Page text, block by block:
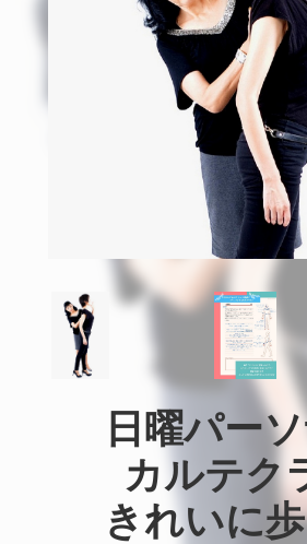
日曜パー
カルテク
きれいに